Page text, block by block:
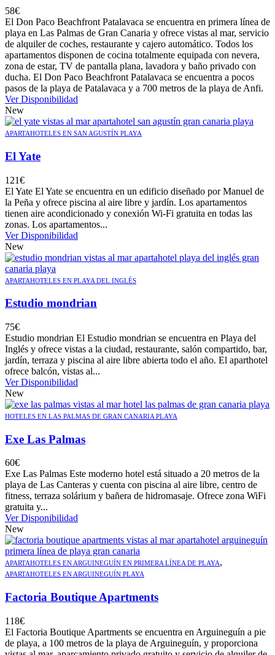
58€
El Don Paco Beachfront Patalavaca se encuentra en primera línea de
playa en Las Palmas de Gran Canaria y ofrece vistas al mar, servicio
de alquiler de coches, restaurante y cajero automático. Todos los
apartamentos disponen de cocina totalmente equipada con nevera,
zona de estar, TV de pantalla plana, lavadora y baño privado con
ducha. El Don Paco Beachfront Patalavaca se encuentra a pocos
pasos de la playa de Patalavaca y a 700 metros de la playa de Anfi.
Ver Disponibilidad
New
APARTAHOTELES EN SAN AGUSTÍN PLAYA
El Yate
121€
El Yate El Yate se encuentra en un edificio diseñado por Manuel de
la Peña y ofrece piscina al aire libre y jardín. Los apartamentos
tienen aire acondicionado y conexión Wi-Fi gratuita en todas las
zonas. Los apartamentos...
Ver Disponibilidad
New
APARTAHOTELES EN PLAYA DEL INGLÉS
Estudio mondrian
75€
Estudio mondrian El Estudio mondrian se encuentra en Playa del
Inglés y ofrece vistas a la ciudad, restaurante, salón compartido, bar,
jardín, terraza y piscina al aire libre abierta todo el año. El aparthotel
ofrece balcón, vistas al...
Ver Disponibilidad
New
HOTELES EN LAS PALMAS DE GRAN CANARIA PLAYA
Exe Las Palmas
60€
Exe Las Palmas Este moderno hotel está situado a 20 metros de la
playa de Las Canteras y cuenta con piscina al aire libre, centro de
fitness, terraza solárium y bañera de hidromasaje. Ofrece zona WiFi
gratuita y...
Ver Disponibilidad
New
APARTAHOTELES EN ARGUINEGUÍN EN PRIMERA LÍNEA DE PLAYA,
APARTAHOTELES EN ARGUINEGUÍN PLAYA
Factoria Boutique Apartments
118€
El Factoria Boutique Apartments se encuentra en Arguineguín a pie
de playa, a 100 metros de la playa de Arguineguín, y proporciona